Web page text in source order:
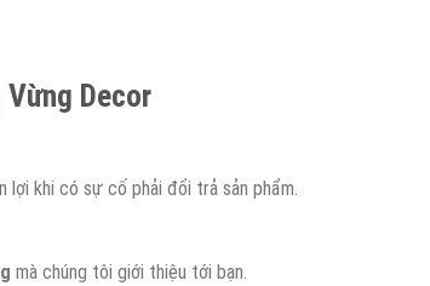
Vừng Decor
lợi khi có sự cố phải đổi trả sản phẩm.
mà chúng tôi giới thiệu tới bạn.